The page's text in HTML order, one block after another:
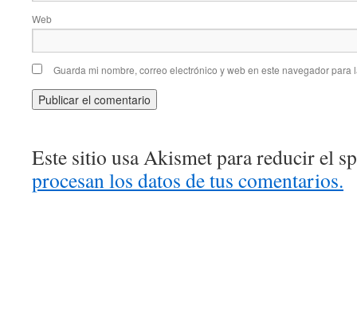
Web
Guarda mi nombre, correo electrónico y web en este navegador para
Este sitio usa Akismet para reducir el
procesan los datos de tus comentarios.